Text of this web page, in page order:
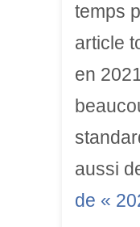
temps
article
en
aussi
de «